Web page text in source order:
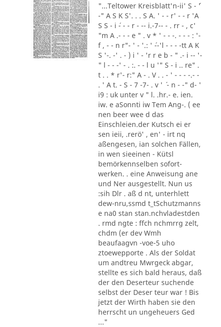
"...Teltower Kreisblatt'n-ii' S - ´'
-" A S K S'. . . S A. ' - - r' - - r 'A
S S - i ´- - - r - -- i.-7-- - . rr - , c'
"m A .- - - e " . v * ' - - -. - - - : '-
f , - - n r"- ' - '.: ' ´--'l - - - -tt A K
S '-. -' . - ) i ' - 'r r e b - " .- i -- '-
" l - - -' - . :. - - l u '" S - i .. re" .
t . . * r'- r:" A - . V . . - ' - - - -.- -
. ' A t. - S - 7 -7- . v ' ´ - n - -" d- '
i9 : uk unter v " l. .hr.- e. ien.
iw. e aSonnti iw Tem Ang-. ( ee
nen beer wee d das
Einschleien.der Kutsch ei er
sen ieii, .rerö' , en' - irt nq
aßengesen, ian solchen Fällen,
in wen sieeinen - Kütsl
bemörkennselben sofort-
werken. . eine Anweisung ane
und Ner ausgestellt. Nun us
:sih Dlr . aß d nt, unterhlett
dew-nru,ssmd t_tSchutzmanns
e na0 stan stan.nchvladestden
. rmd ngte : ffch nchmrrg zelt,
chdm (er dev Wmh
beaufaagvn -voe-5 uho
ztoewepporte . Als der Soldat
um andtreu Mwrgeck abgar,
stellte es sich bald heraus, daß
der den Deserteur suchende
selbst der Deser teur war ! Bis
jetzt der Wirth haben sie den
herrscht un ungeheuers Ged
..."